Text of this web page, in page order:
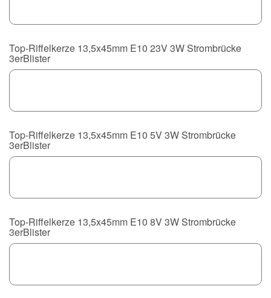
Top-Riffelkerze 13,5x45mm E10 23V 3W Strombrücke
3erBlister
Top-Riffelkerze 13,5x45mm E10 5V 3W Strombrücke
3erBlister
Top-Riffelkerze 13,5x45mm E10 8V 3W Strombrücke
3erBlister